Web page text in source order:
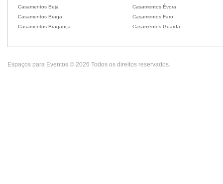
Casamentos Beja
Casamentos Braga
Casamentos Bragança
Casamentos Évora
Casamentos Faro
Casamentos Guarda
Espaços para Eventos © 2026 Todos os direitos reservados.